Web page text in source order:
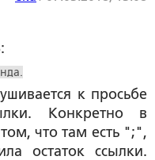
к просьбе
Конкретно в
что там есть ";",
остаток ссылки.